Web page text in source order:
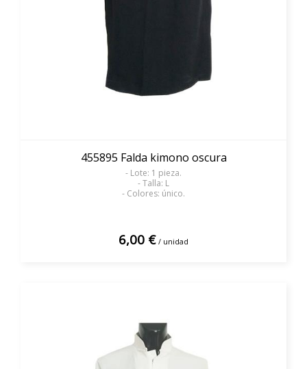
455895 Falda kimono oscura
- Lote: 1 pieza.
- Talla: L
- Colores: único.
6,00 € / unidad